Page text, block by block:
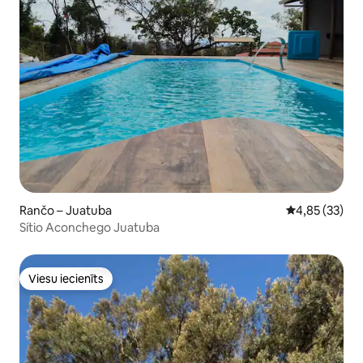
Rančo – Juatuba Vidējais
4,85 (33)
Sítio Aconchego Juatuba
Viesu iecienīts
Viesu iecienīts